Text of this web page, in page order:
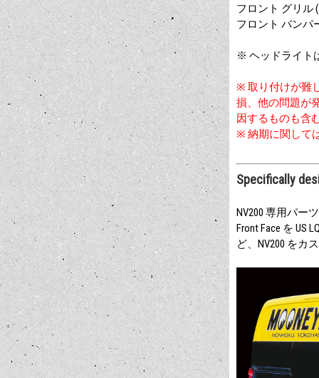
フロント グリル
フロント バンパ
※ ヘッドライト
※ 取り付けが難
損、他の問題が
因するものも含
※ 納期に関して
Specifically
NV200 専用パー
Front Face を US
ど、NV200 をカ